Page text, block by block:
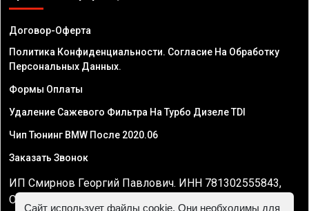
Договор-Оферта
Политика Конфиденциальности. Согласие На Обработку
Персональных Данных.
Формы Оплаты
Удаление Сажевого Фильтра На Турбо Дизеле TDI
Чип Тюнинг BMW После 2020.06
Заказать Звонок
ИП Смирнов Георгий Павлович. ИНН 781302555843,
ОГРНИП 324470400032610
Сайт использует файлы cookie. Они необходимы для